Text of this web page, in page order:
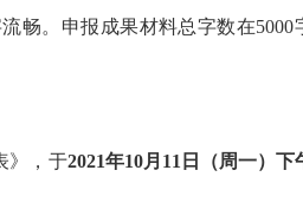
畅。申报成果材料总字数在5000
》，于2021年10月11日（周一）下